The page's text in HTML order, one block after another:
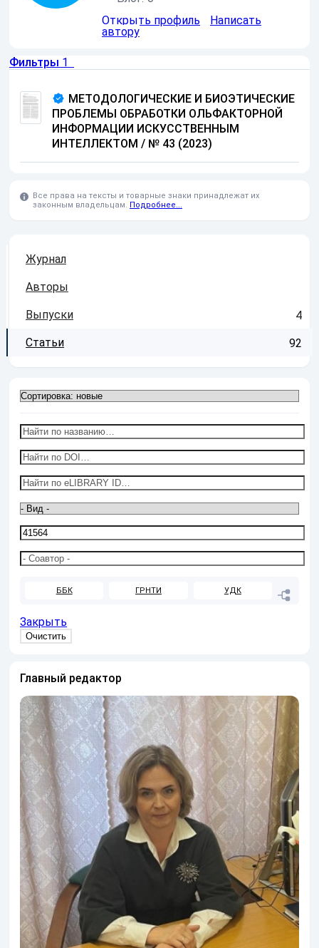
Открыть профиль
Написать
автору
Фильтры 1
МЕТОДОЛОГИЧЕСКИЕ И БИОЭТИЧЕСКИЕ
ПРОБЛЕМЫ ОБРАБОТКИ ОЛЬФАКТОРНОЙ
ИНФОРМАЦИИ ИСКУССТВЕННЫМ
ИНТЕЛЛЕКТОМ / № 43 (2023)
Все права на тексты и товарные знаки принадлежат их
законным владельцам. Подробнее...
Журнал
Авторы
Выпуски 4
Статьи 92
ББК ГРНТИ УДК
Закрыть
Главный редактор